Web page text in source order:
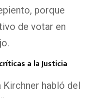
porque
de votar en
a la Justicia
Kirchner habló del